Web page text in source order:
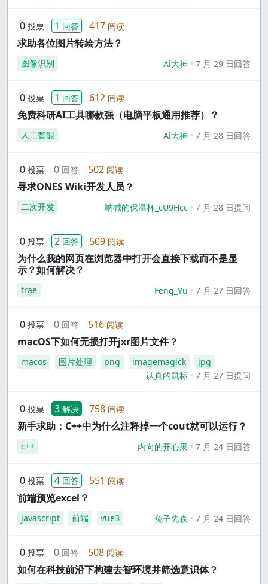
0 投票 1 回答 417 阅读
求助各位图片转绘方法？
图像识别 Ai大神 7 月 29 日回答
0 投票 1 回答 612 阅读
免费科研AI工具哪款强（电脑平板通用推荐）？
人工智能 Ai大神 7 月 28 日回答
0 投票 0 回答 502 阅读
寻求ONES Wiki开发人员？
二次开发 呐喊的保温杯_cU9Hcc 7 月 28 日提问
0 投票 2 回答 509 阅读
为什么我的网页在浏览器中打开会直接下载而不是显
示？如何解决？
trae Feng_Yu 7 月 27 日回答
0 投票 0 回答 516 阅读
macOS下如何无损打开jxr图片文件？
macos 图片处理 png imagemagick
jpg
认真的鼠标
7 月 27 日提问
0 投票 3 解决 758 阅读
新手求助：C++中为什么注释掉一个cout就可以运行？
c++ 内向的开心果 7 月 24 日回答
0 投票 4 回答 551 阅读
前端预览excel？
javascript 前端 vue3 兔子先森 7 月 24 日回答
0 投票 0 回答 508 阅读
如何在科技前沿下构建去智环境并筛选意识体？